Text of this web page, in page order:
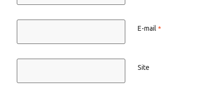
E-mail *
Site